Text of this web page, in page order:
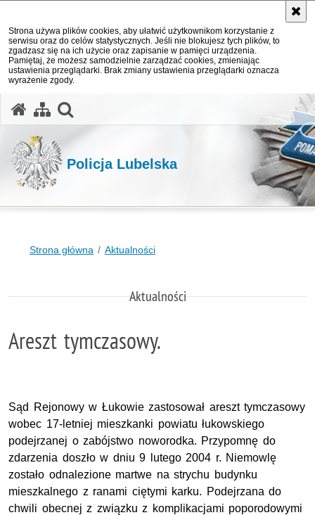
Strona używa plików cookies, aby ułatwić użytkownikom korzystanie z
serwisu oraz do celów statystycznych. Jeśli nie blokujesz tych plików, to
zgadzasz się na ich użycie oraz zapisanie w pamięci urządzenia.
Pamiętaj, że możesz samodzielnie zarządzać cookies, zmieniając
ustawienia przeglądarki. Brak zmiany ustawienia przeglądarki oznacza
wyrażenie zgody.
Policja Lubelska
Strona główna Aktualności
Aktualności
Areszt tymczasowy.
Sąd Rejonowy w Łukowie zastosował areszt tymczasowy
wobec 17-letniej mieszkanki powiatu łukowskiego
podejrzanej o zabójstwo noworodka. Przypomnę do
zdarzenia doszło w dniu 9 lutego 2004 r. Niemowlę
zostało odnalezione martwe na strychu budynku
mieszkalnego z ranami ciętymi karku. Podejrzana do
chwili obecnej z związku z komplikacjami poporodowymi